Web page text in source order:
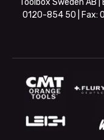
Toolbox Sweden AB
0120-854 50 | Fax: